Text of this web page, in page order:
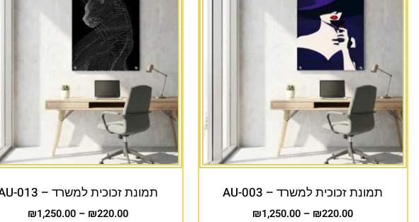
תמונת זכוכית למשרד – AU-003
₪220.00
–
₪1,250.00
תמונת זכוכית למשרד – AU-013
₪220.00
–
₪1,250.00